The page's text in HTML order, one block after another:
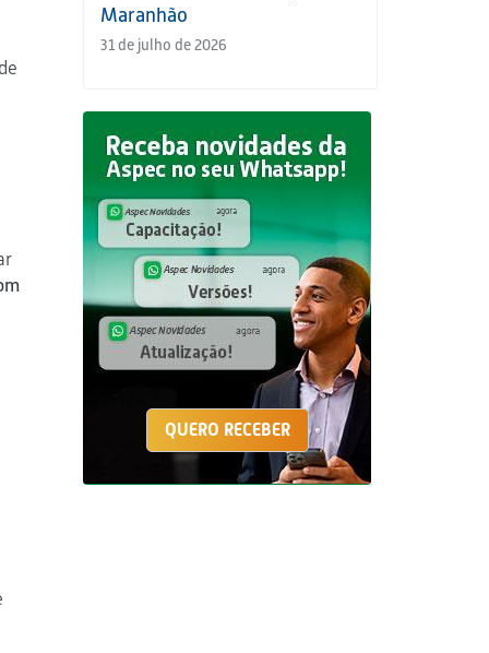
Maranhão
31 de julho de 2026
QUERO RECEBER